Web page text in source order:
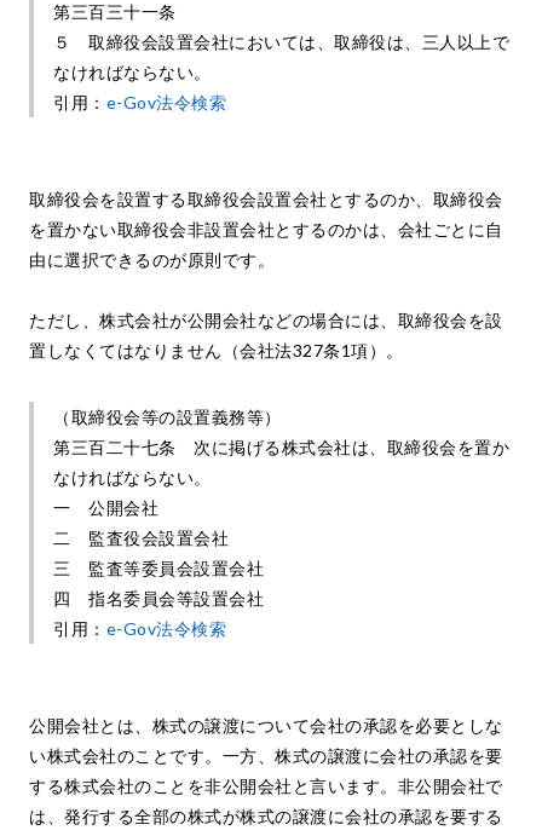
第三百三十一条
５ 取締役会設置会社においては、取締役は、三人以上で
なければならない。
引用： e-Gov法令検索
取締役会を設置する取締役会設置会社とするのか、取締役会
を置かない取締役会非設置会社とするのかは、会社ごとに自
由に選択できるのが原則です。
ただし、株式会社が公開会社などの場合には、取締役会を設
置しなくてはなりません（会社法327条1項）。
（取締役会等の設置義務等）
第三百二十七条 次に掲げる株式会社は、取締役会を置か
なければならない。
一 公開会社
二 監査役会設置会社
三 監査等委員会設置会社
四 指名委員会等設置会社
引用： e-Gov法令検索
公開会社とは、株式の譲渡について会社の承認を必要としな
い株式会社のことです。一方、株式の譲渡に会社の承認を要
する株式会社のことを非公開会社と言います。非公開会社で
は、発行する全部の株式が株式の譲渡に会社の承認を要する